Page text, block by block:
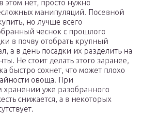
этом нет, просто нужно
манипуляций. Посевной
но лучше всего
чеснок с прошлого
в почву отобрать крупный
а в день посадки их разделить на
Не стоит делать этого заранее,
быстро сохнет, что может плохо
овоща. При
хранении уже разобранного
снижается, а в некоторых